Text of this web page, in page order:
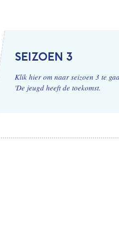
SEIZOEN 3
Klik hier om naar seizoen 3 te
'De jeugd heeft de toekomst.